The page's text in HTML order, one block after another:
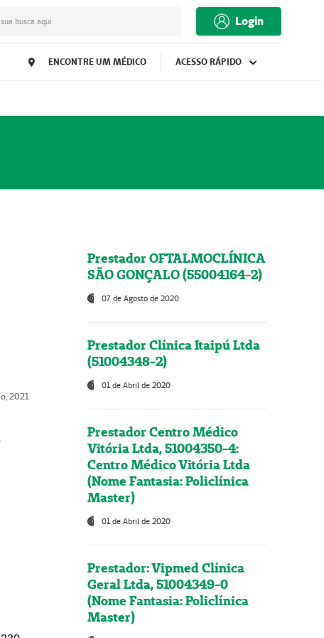
busca aqui Login
ENCONTRE UM MÉDICO ACESSO RÁPIDO
2021
Prestador OFTALMOCLÍNICA
SÃO GONÇALO (55004164-2)
07 de Agosto de 2020
Prestador Clínica Itaipú Ltda
(51004348-2)
01 de Abril de 2020
Prestador Centro Médico
Vitória Ltda, 51004350-4:
Centro Médico Vitória Ltda
(Nome Fantasia: Policlínica
Master)
01 de Abril de 2020
Prestador: Vipmed Clínica
Geral Ltda, 51004349-0
(Nome Fantasia: Policlínica
Master)